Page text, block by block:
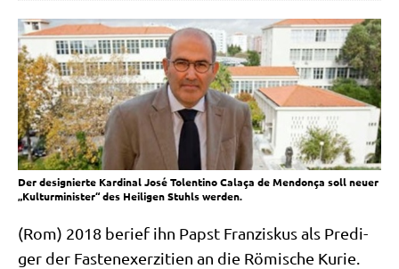
Der designierte Kardinal José Tolentino Calaça de Mendonça soll neuer
„Kulturminister“ des Heiligen Stuhls werden.
(Rom) 2018 berief ihn Papst Fran­zis­kus als Pre­di­
ger der Fasten­ex­er­zi­ti­en an die Römi­sche Kurie.